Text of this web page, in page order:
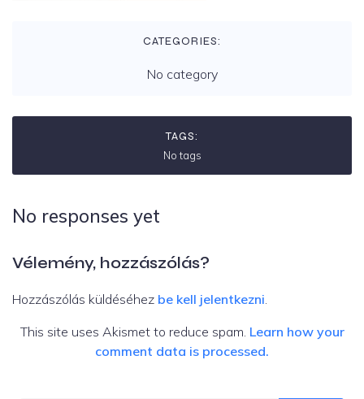
CATEGORIES:
No category
TAGS:
No tags
No responses yet
Vélemény, hozzászólás?
Hozzászólás küldéséhez be kell jelentkezni
This site uses Akismet to reduce spam. Learn how your
comment data is processed.